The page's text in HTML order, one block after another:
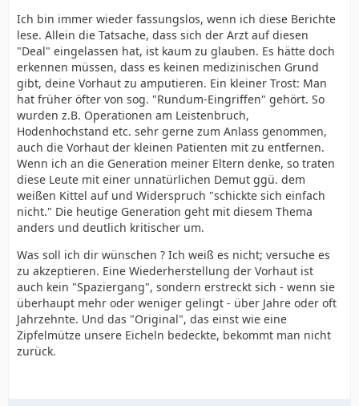
Ich bin immer wieder fassungslos, wenn ich diese Berichte
lese. Allein die Tatsache, dass sich der Arzt auf diesen
"Deal" eingelassen hat, ist kaum zu glauben. Es hätte doch
erkennen müssen, dass es keinen medizinischen Grund
gibt, deine Vorhaut zu amputieren. Ein kleiner Trost: Man
hat früher öfter von sog. "Rundum-Eingriffen" gehört. So
wurden z.B. Operationen am Leistenbruch,
Hodenhochstand etc. sehr gerne zum Anlass genommen,
auch die Vorhaut der kleinen Patienten mit zu entfernen.
Wenn ich an die Generation meiner Eltern denke, so traten
diese Leute mit einer unnatürlichen Demut ggü. dem
weißen Kittel auf und Widerspruch "schickte sich einfach
nicht." Die heutige Generation geht mit diesem Thema
anders und deutlich kritischer um.
Was soll ich dir wünschen ? Ich weiß es nicht; versuche es
zu akzeptieren. Eine Wiederherstellung der Vorhaut ist
auch kein "Spaziergang", sondern erstreckt sich - wenn sie
überhaupt mehr oder weniger gelingt - über Jahre oder oft
Jahrzehnte. Und das "Original", das einst wie eine
Zipfelmütze unsere Eicheln bedeckte, bekommt man nicht
zurück.